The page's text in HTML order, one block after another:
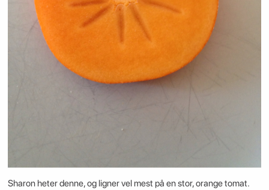
Sharon heter denne, og ligner vel mest på en stor, orange tomat.